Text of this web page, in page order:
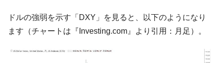
Fact1 セレクトセールの高額取引馬が稼いだ金額とは？
ドルの強弱を示す「DXY」を見ると、以下のようになり
ます（チャートは『Investing.com』より引用：月足）。